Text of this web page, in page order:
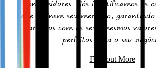
consumidores. Nós identificamos as
que definem seu mercado,
parceiros com os seus mesmos
perfeitos para o seu
Find out More